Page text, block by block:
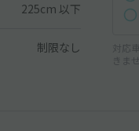
225cm 以下
制限なし
対応
きま